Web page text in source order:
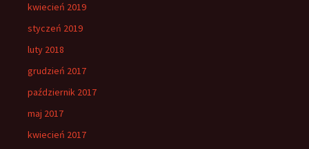
kwiecień 2019
styczeń 2019
luty 2018
grudzień 2017
październik 2017
maj 2017
kwiecień 2017